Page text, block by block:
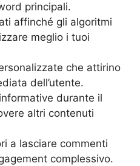
principali.
affinché gli algoritmi
meglio i tuoi
che attirino
dell’utente.
durante il
altri contenuti
a lasciare commenti
complessivo.